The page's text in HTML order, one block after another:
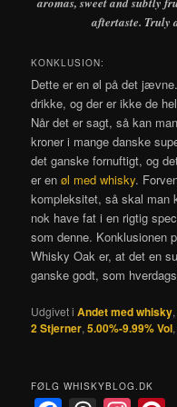
aftertaste. Truly
KONKLUSION:
Dette er en øl på det
drikke, og der er ikke de
Når det er sagt, så kan
kroner i mange danske
det ganske fornuftigt, og
er enøl med whisky.
kompleksitet, så skal man
nok have fat i en rigtig
som denne. Konklusionen
Whisky Oak er, at det en
ganske godt, som
Udgivet i Andet med whisky
2 Stjerner,5.00%-9.99% Vol
FØLG WHISKYBLOG.DK